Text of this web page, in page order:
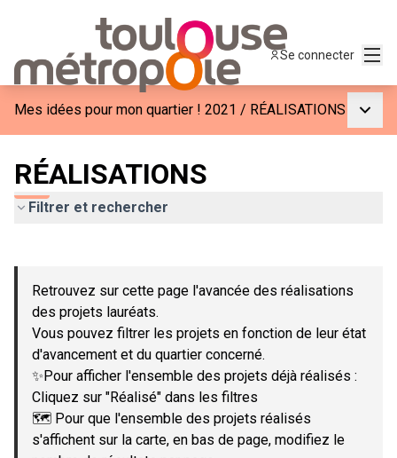
Se connecter
Mes idées pour mon quartier ! 2021 / RÉALISATIONS
RÉALISATIONS
Filtrer et rechercher
−
Retrouvez sur cette page l'avancée des réalisations
des projets lauréats.
Vous pouvez filtrer les projets en fonction de leur état
d'avancement et du quartier concerné.
✨Pour afficher l'ensemble des projets déjà réalisés :
Cliquez sur "Réalisé" dans les filtres
🗺️ Pour que l'ensemble des projets réalisés
s'affichent sur la carte, en bas de page, modifiez le